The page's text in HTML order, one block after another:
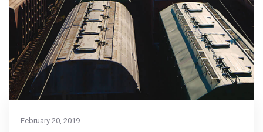
February 20, 2019